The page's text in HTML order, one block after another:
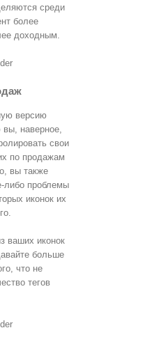
среди
более
доходным.
версию
вы, наверное,
свои
по продажам
вы также
либо проблемы
иконок их
ваших иконок
больше
что не
тегов